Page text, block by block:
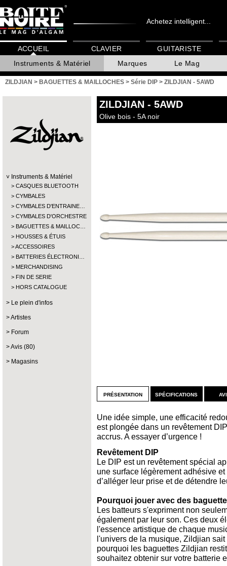
Achetez intelligent...
ACCUEIL
Instruments & Matériel
Marques Le Mag
CLAVIER GUITARISTE
ZILDJIAN > BAGUETTES & MAILLOCHES > Série DIP > ZILDJIAN - 5AWD
Instruments & Matériel
CASQUES BLUETOOTH
CYMBALES
CYMBALES D'ENTRAINE…
CYMBALES D'ORCHESTRE
BAGUETTES & MAILLOC…
HOUSSES & ÉTUIS
ACCESSOIRES
BATTERIES ÉLECTRONI…
MERCHANDISING
FIN DE SERIE
HORS CATALOGUE
Le plein d'infos
Artistes
Forum
Avis (80)
Magasins
ZILDJIAN - 5AWD
Olive bois - 5A noir
présentation
Une idée simple, une efficacité
est plongée dans un revêtement
accrus. A essayer d’urgence !
Revêtement DIP
Le DIP est un revêtement spécial
une surface légèrement adhésive
d’alléger leur prise et de détendre
Pourquoi jouer avec des
Les batteurs s'expriment non
également par leur son. Ces deux
l'essence artistique de chaque
l'univers de la musique, Zildjian
pourquoi les baguettes Zildjian
souhaitez obtenir sur votre batterie
spécifications